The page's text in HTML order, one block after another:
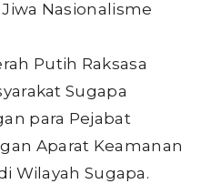
Nasionalisme
Putih Raksasa
Sugapa
para Pejabat
Aparat Keamanan
Wilayah Sugapa.